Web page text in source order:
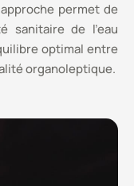
permet de
sanitaire de l’eau
optimal entre
organoleptique.